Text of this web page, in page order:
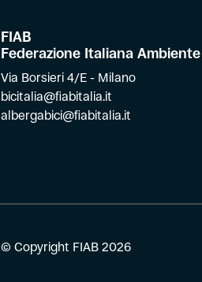
FIAB
Federazione Italiana
Via Borsieri 4/E - Milano
bicitalia@fiabitalia.it
albergabici@fiabitalia.it
© Copyright FIAB 2026